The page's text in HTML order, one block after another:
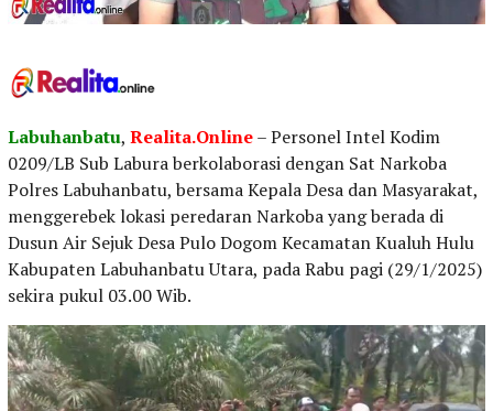
Labuhanbatu, Realita.Online– Personel Intel Kodim
0209/LB Sub Labura berkolaborasi dengan Sat Narkoba
Polres Labuhanbatu, bersama Kepala Desa dan Masyarakat,
menggerebek lokasi peredaran Narkoba yang berada di
Dusun Air Sejuk Desa Pulo Dogom Kecamatan Kualuh Hulu
Kabupaten Labuhanbatu Utara, pada Rabu pagi (29/1/2025)
sekira pukul 03.00 Wib.